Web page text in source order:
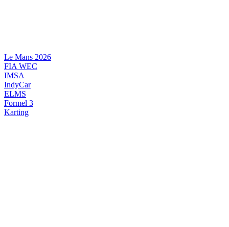
Le Mans 2026
FIA WEC
IMSA
IndyCar
ELMS
Formel 3
Karting